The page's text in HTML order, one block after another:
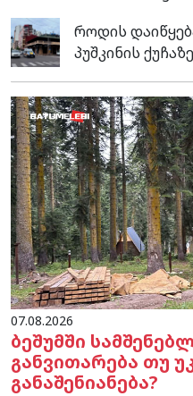
როდის
პუშკინის
07.08.2026
ბეშუმში
განვითარება თუ
განაშენიანება?